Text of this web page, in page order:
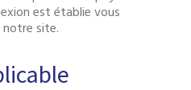
est établie vous
site.